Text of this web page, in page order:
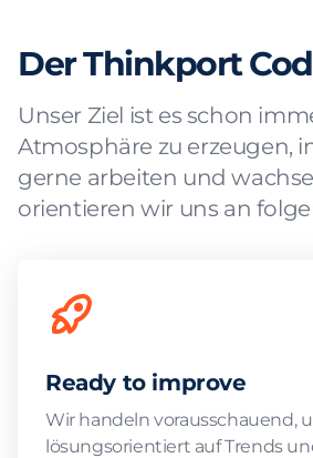
Der Thinkport
Unser Ziel ist es schon
Atmosphäre zu erzeugen,
gerne arbeiten und
orientieren wir uns an
Ready to improve
Wir handeln vorausschauend,
lösungsorientiert auf Trends